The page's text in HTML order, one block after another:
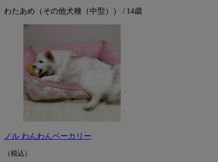
わたあめ（その他犬種（中型）） / 14歳
ノル わんわんベーカリー
（税込）